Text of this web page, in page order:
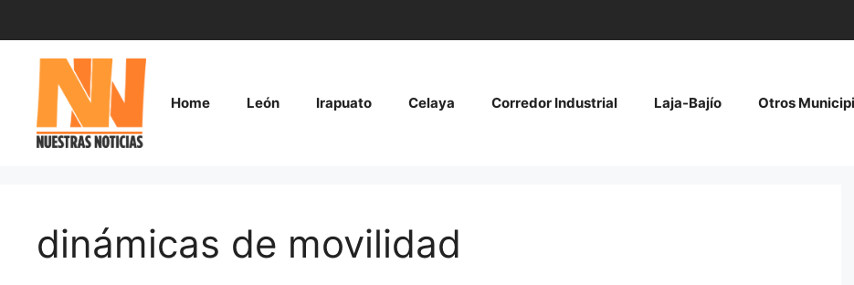
contenido
Home León Irapuato Celaya Corredor Industrial Laja-Bajío Otros
dinámicas de movilidad